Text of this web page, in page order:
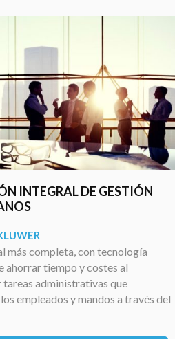
INTEGRAL DE GESTIÓN
más completa, con tecnología
ahorrar tiempo y costes al
administrativas que
empleados y mandos a través del